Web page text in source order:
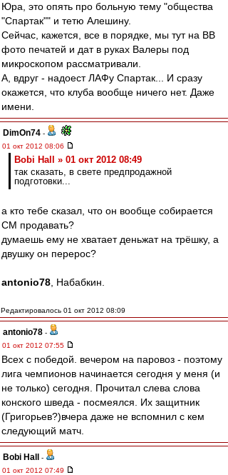
Юра, это опять про больную тему "общества
"Спартак"" и тетю Алешину.
Сейчас, кажется, все в порядке, мы тут на ВВ
фото печатей и дат в руках Валеры под
микроскопом рассматривали.
А, вдруг - надоест ЛАФу Спартак... И сразу
окажется, что клуба вообще ничего нет. Даже
имени.
DimOn74 -
01 окт 2012 08:06
Bobi Hall » 01 окт 2012 08:49
так сказать, в свете предпродажной
подготовки...
а кто тебе сказал, что он вообще собирается
СМ продавать?
думаешь ему не хватает деньжат на трёшку, а
двушку он перерос?
antonio78 , Набабкин.
Редактировалось 01 окт 2012 08:09
antonio78 -
01 окт 2012 07:55
Всех с победой. вечером на паровоз - поэтому
лига чемпионов начинается сегодня у меня (и
не только) сегодня. Прочитал слева слова
конского шведа - посмеялся. Их защитник
(Григорьев?)вчера даже не вспомнил с кем
следующий матч.
Bobi Hall
-
01 окт 2012 07:49